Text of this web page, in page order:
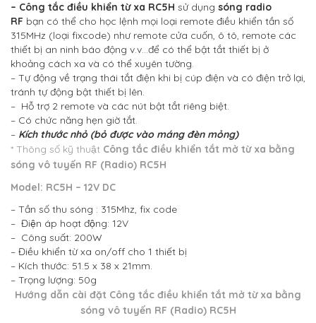
– Công tắc điều khiển từ xa RC5H sử dụng sóng radio
RF bạn có thể cho học lệnh mọi loại remote điều khiển tần số
315MHz (loại fixcode) như remote cửa cuốn, ô tô, remote các
thiết bị an ninh báo động v.v…để có thể bật tắt thiết bị ở
khoảng cách xa và có thể xuyên tường.
– Tự động về trạng thái tắt điện khi bị cúp điện và có điện trở lại,
tránh tự động bật thiết bị lên.
– Hỗ trợ 2 remote và các nút bật tắt riêng biệt.
– Có chức năng hẹn giờ tắt.
– Kích thước nhỏ (bỏ được vào máng đèn mỏng)
* Thông số kỹ thuật Công tắc điều khiển tắt mở từ xa bằng
sóng vô tuyến RF (Radio) RC5H
Model: RC5H – 12V DC
– Tần số thu sóng : 315Mhz, fix code
– Điện áp hoạt động: 12V
– Công suất: 200W
– Điều khiển từ xa on/off cho 1 thiết bị
– Kích thước: 51.5 x 38 x 21mm.
– Trọng lượng: 50g
Hướng dẫn cài đặt Công tắc điều khiển tắt mở từ xa bằng
sóng vô tuyến RF (Radio) RC5H